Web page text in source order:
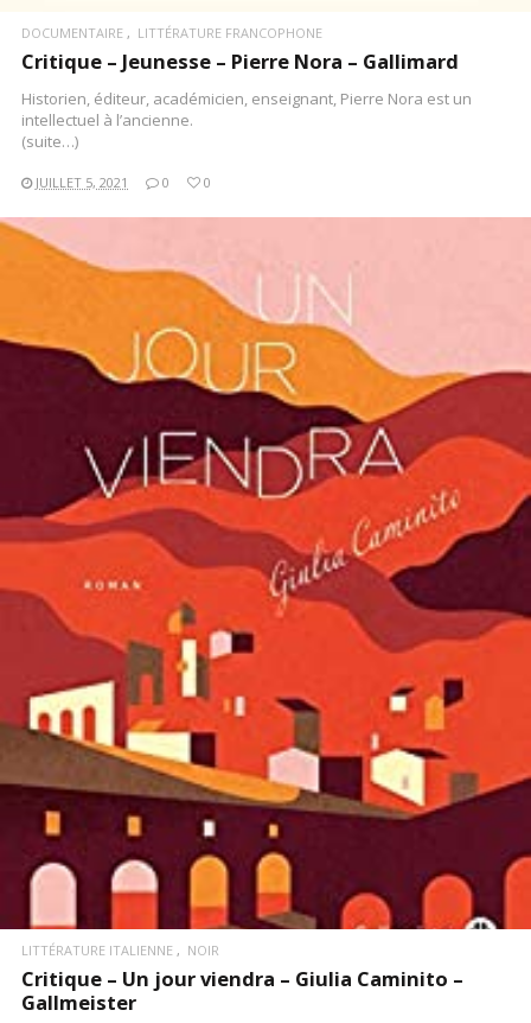
DOCUMENTAIRE LITTÉRATURE FRANCOPHONE
Critique – Jeunesse – Pierre Nora – Gallimard
Historien, éditeur, académicien, enseignant, Pierre Nora est un
intellectuel à l’ancienne.
(suite…)
JUILLET 5, 2021 0 0
LIRE LA SUITE
LITTÉRATURE ITALIENNE NOIR
Critique – Un jour viendra – Giulia Caminito –
Gallmeister